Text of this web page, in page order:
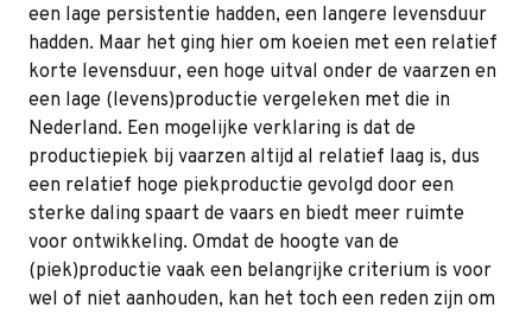
een lage persistentie hadden, een langere levensduur
hadden. Maar het ging hier om koeien met een relatief
korte levensduur, een hoge uitval onder de vaarzen en
een lage (levens)productie vergeleken met die in
Nederland. Een mogelijke verklaring is dat de
productiepiek bij vaarzen altijd al relatief laag is, dus
een relatief hoge piekproductie gevolgd door een
sterke daling spaart de vaars en biedt meer ruimte
voor ontwikkeling. Omdat de hoogte van de
(piek)productie vaak een belangrijke criterium is voor
wel of niet aanhouden, kan het toch een reden zijn om